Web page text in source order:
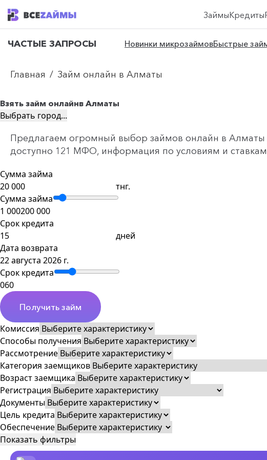
ЗаймыКредиты
ЧАСТЫЕ ЗАПРОСЫ Новинки микрозаймовБыстрые
Главная / Займ онлайн в Алматы
Взять займ онлайнв Алматы
Выбрать город...
Предлагаем огромный выбор займов онлайн в Алматы
доступно 121 МФО, информация по условиям и ставкам
Сумма займа
тнг.
Сумма займа
1 000200 000
Срок кредита
дней
Дата возврата
22 августа 2026 г.
Срок кредита
060
Получить займ
Комиссия
Способы получения
Рассмотрение
Категория заемщиков
Возраст заемщика
Регистрация
Документы
Цель кредита
Обеспечение
Показать фильтры